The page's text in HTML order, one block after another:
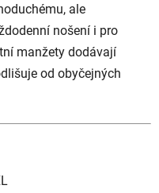
ale
nošení i pro
manžety dodávají
od obyčejných